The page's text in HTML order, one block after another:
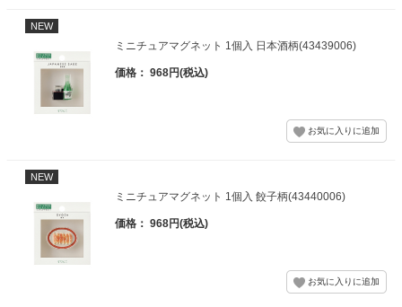
NEW
ミニチュアマグネット 1個入 日本酒柄(43439006)
価格： 968円(税込)
NEW
ミニチュアマグネット 1個入 餃子柄(43440006)
価格： 968円(税込)